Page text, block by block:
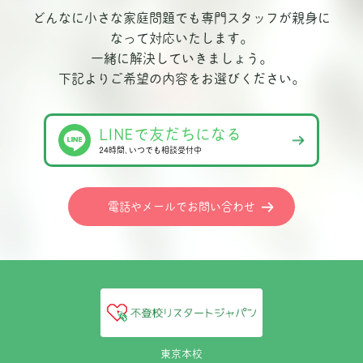
どんなに小さな家庭問題でも専門スタッフが親身に
なって対応いたします。
一緒に解決していきましょう。
下記よりご希望の内容をお選びください。
LINEで友だちになる
24時間､いつでも相談受付中
電話やメールでお問い合わせ
東京本校